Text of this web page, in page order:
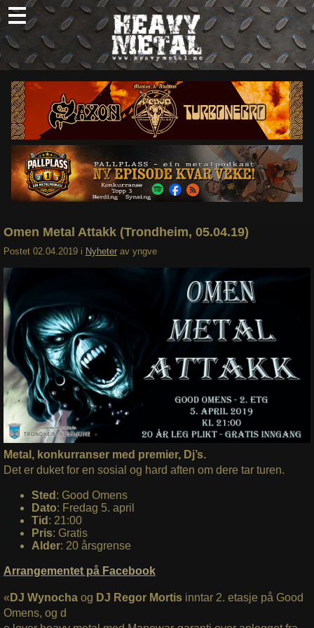
Skip
to
content
Nyheter
Omtaler
Intervjuer
Om oss
Abonner
Søk
Omen Metal Attakk (Trondheim, 05.04.19)
Postet 02.04.2019 i Nyheter av yngve
Metal, konkurranser med premier, Dj’s.
Det er duket for en sosial og hard aften om dere tar turen.
Sted : Good Omens
Dato: Fredag 5. april
Tid : 21:00
Pris: Gratis
Alder: 20 årsgrense
Arrangementet på Facebook
« DJ Wynochaog DJ Regor Mortisinntar 2. etasje på Good
Omens, og d